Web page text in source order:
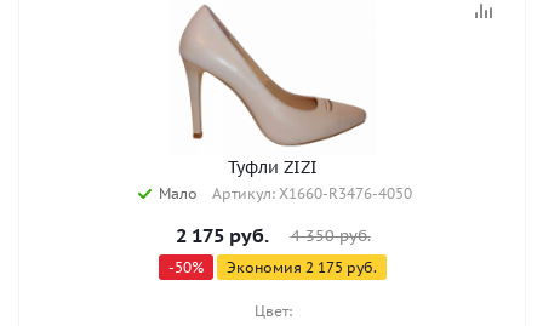
Туфли ZIZI
Мало Артикул: X1660-R3476-4050
2 175руб. 4 350руб.
-50% Экономия 2 175 руб.
Цвет: